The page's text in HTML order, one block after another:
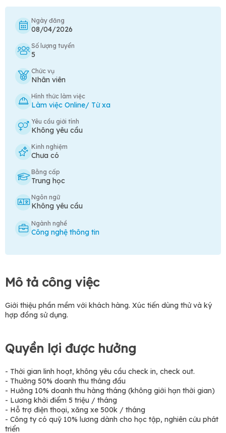
Ngày đăng
08/04/2026
Số lượng tuyển
5
Chức vụ
Nhân viên
Hình thức làm việc
Làm việc Online/ Từ xa
Yêu cầu giới tính
Không yêu cầu
Kinh nghiệm
Chưa có
Bằng cấp
Trung học
Ngôn ngữ
Không yêu cầu
Ngành nghề
Công nghệ thông tin
Mô tả công việc
Giới thiệu phần mềm với khách hàng. Xúc tiến dùng thử và ký
hợp đồng sử dụng.
Quyền lợi được hưởng
- Thời gian linh hoạt, không yêu cầu check in, check out.
- Thưởng 50% doanh thu tháng đầu
- Hưởng 10% doanh thu hàng tháng (không giới hạn thời gian)
- Lương khởi điểm 5 triệu / tháng
- Hỗ trợ điện thoại, xăng xe 500k / tháng
- Công ty có quỹ 10% lương dành cho học tập, nghiên cứu phát
triển